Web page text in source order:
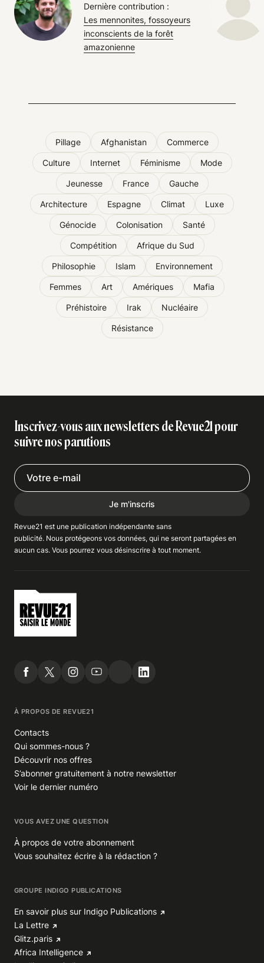
Dernière contribution :
Les mennonites, fossoyeurs
inconscients de la forêt
amazonienne
Pillage Afghanistan Commerce
Culture Internet Féminisme Mode
Jeunesse France Gauche
Architecture Espagne Climat Luxe
Génocide Colonisation Santé
Compétition Afrique du Sud
Philosophie Islam Environnement
Femmes Art Amériques Mafia
Préhistoire Irak Nucléaire
Résistance
Inscrivez-vous aux newsletters de Revue21 pour
suivre nos parutions
Je m'inscris
Revue21 est une publication indépendante sans
publicité. Nous protégeons vos données, qui ne seront partagées en
aucun cas. Vous pourrez vous désinscrire à tout moment.
À PROPOS DE REVUE21
Contacts
Qui sommes-nous ?
Découvrir nos offres
S’abonner gratuitement à notre newsletter
Voir le dernier numéro
VOUS AVEZ UNE QUESTION
À propos de votre abonnement
Vous souhaitez écrire à la rédaction ?
GROUPE INDIGO PUBLICATIONS
En savoir plus sur Indigo Publications
La Lettre
Glitz.paris
Africa Intelligence